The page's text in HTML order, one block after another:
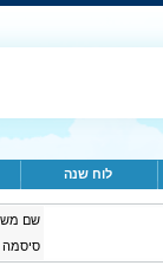
לוח שנה
שם
סיסמה